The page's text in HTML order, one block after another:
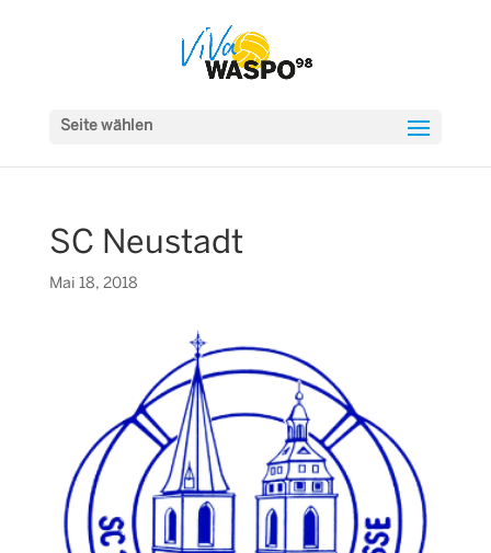
Seite wählen
SC Neustadt
Mai 18, 2018